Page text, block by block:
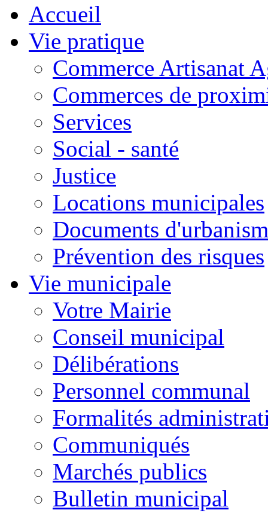
Accueil
Vie pratique
Commerce Artisanat
Commerces de
Services
Social - santé
Justice
Locations municipales
Documents
Prévention des risques
Vie municipale
Votre Mairie
Conseil municipal
Délibérations
Personnel communal
Formalités
Communiqués
Marchés publics
Bulletin municipal